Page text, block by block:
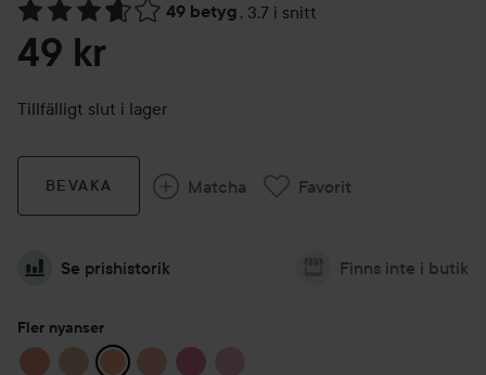
49 betyg , 3.7 i snitt
Hoppa till Betyg & kommentarer
49 kr
Tillfälligt slut i lager
BEVAKA Matcha Favorit
Se prishistorik Finns inte i butik
Fler nyanser